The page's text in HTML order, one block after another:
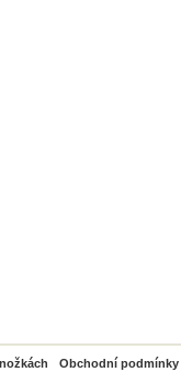
Obchodní podmínky
PayPal